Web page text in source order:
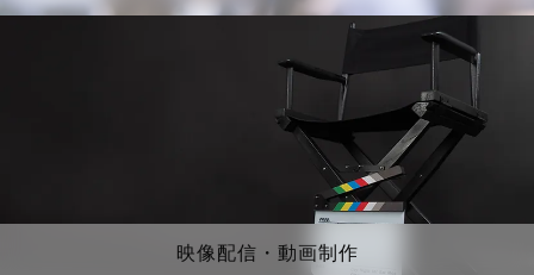
映像配信・動画制作